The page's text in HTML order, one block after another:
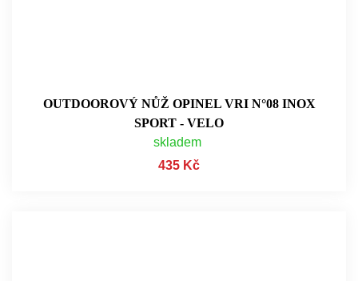
OUTDOOROVÝ NŮŽ OPINEL VRI N°08 INOX
SPORT - VELO
skladem
435 Kč